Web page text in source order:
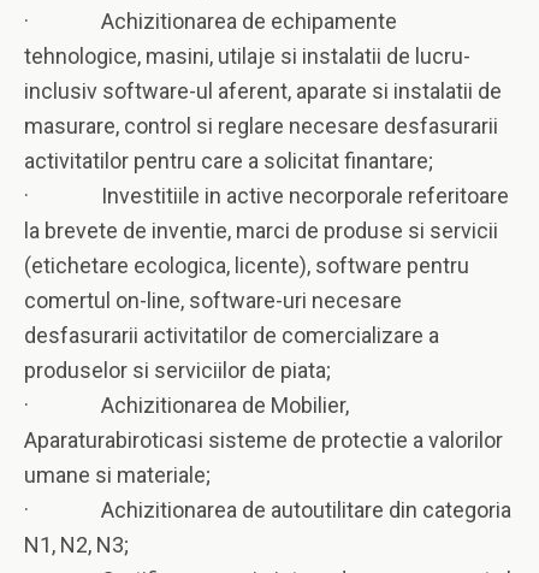
· Achizitionarea de echipamente
tehnologice, masini, utilaje si instalatii de lucru-
inclusiv software-ul aferent, aparate si instalatii de
masurare, control si reglare necesare desfasurarii
activitatilor pentru care a solicitat finantare;
· Investitiile in active necorporale referitoare
la brevete de inventie, marci de produse si servicii
(etichetare ecologica, licente), software pentru
comertul on-line, software-uri necesare
desfasurarii activitatilor de comercializare a
produselor si serviciilor de piata;
· Achizitionarea de Mobilier,
Aparaturabiroticasi sisteme de protectie a valorilor
umane si materiale;
· Achizitionarea de autoutilitare din categoria
N1, N2, N3;